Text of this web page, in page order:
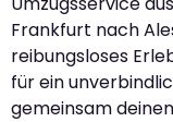
Frankfurt nach
reibungsloses
für ein
gemeinsam